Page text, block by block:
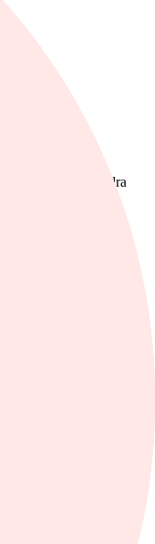
förutsättningar att dra
medier.